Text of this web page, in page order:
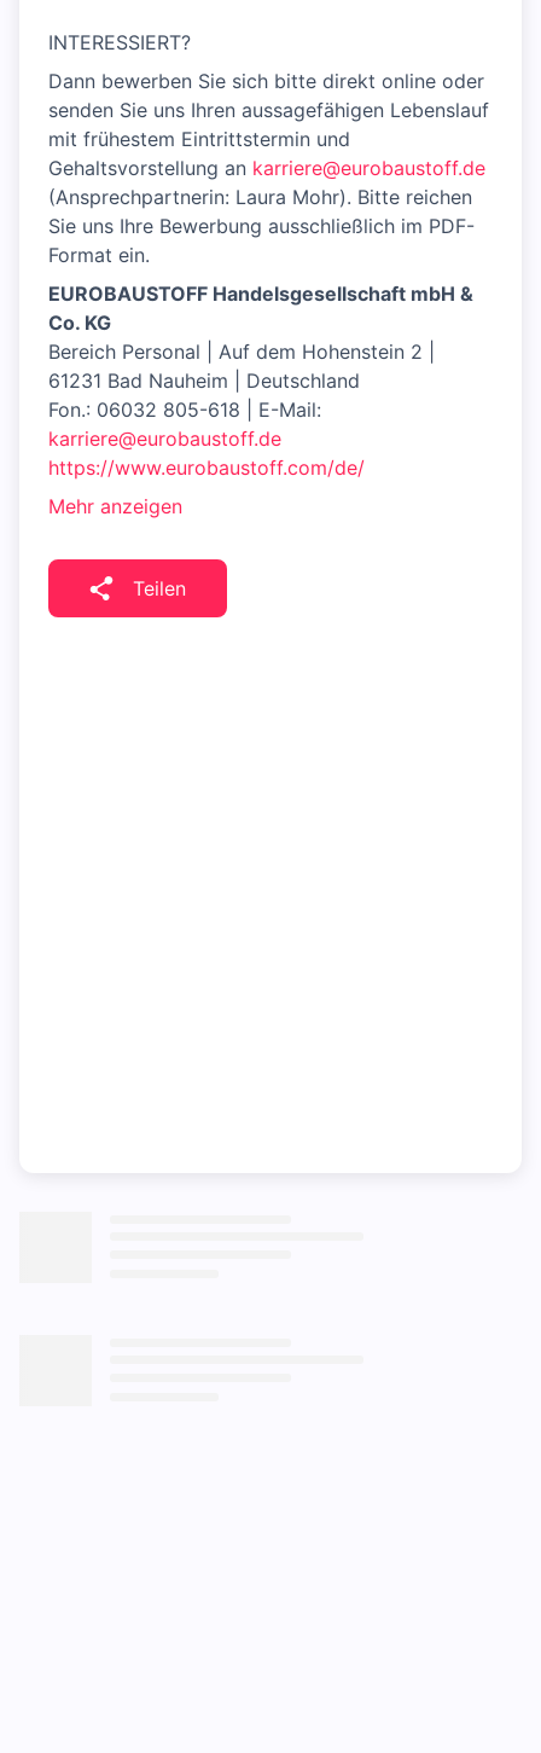
INTERESSIERT?
Dann bewerben Sie sich bitte direkt online oder
senden Sie uns Ihren aussagefähigen Lebenslauf
mit frühestem Eintrittstermin und
Gehaltsvorstellung an karriere@eurobaustoff.de
(Ansprechpartnerin: Laura Mohr). Bitte reichen
Sie uns Ihre Bewerbung ausschließlich im PDF-
Format ein.
EUROBAUSTOFF Handelsgesellschaft mbH &
Co. KG
Bereich Personal | Auf dem Hohenstein 2 |
61231 Bad Nauheim | Deutschland
Fon.: 06032 805-618 | E-Mail:
karriere@eurobaustoff.de
https://www.eurobaustoff.com/de/
Mehr anzeigen
Teilen